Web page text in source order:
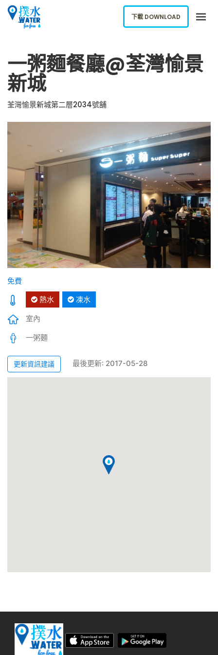
關於我們
下載應用
報告新飲水機
ENGLISH
下載 DOWNLOAD
一粥麵餐廳@荃灣愉景
新城
荃灣愉景新城第二層2034號舖
免費
熱水
凍水
室內
一粥麵
更新資訊建議 最後更新: 2017-05-28
下載 DOWNLOAD